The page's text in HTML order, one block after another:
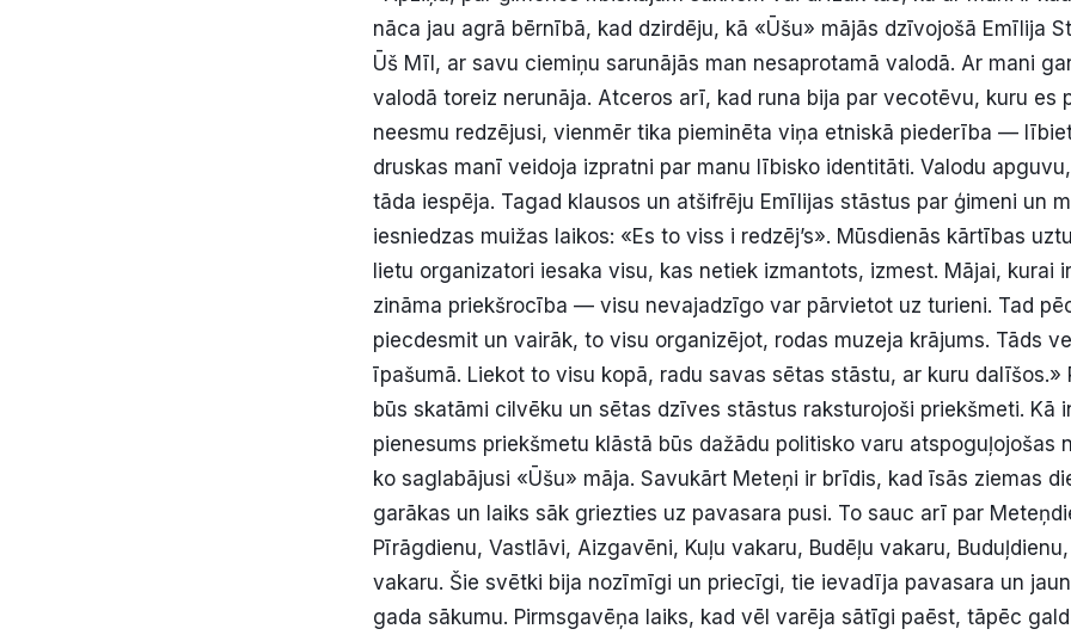
nāca jau agrā bērnībā, kad dzirdēju, kā «Ūšu» mājās dzīvojošā Emīlija
Ūš Mīl, ar savu ciemiņu sarunājās man nesaprotamā valodā. Ar mani
valodā toreiz nerunāja. Atceros arī, kad runa bija par vecotēvu, kuru es
neesmu redzējusi, vienmēr tika pieminēta viņa etniskā piederība —
druskas manī veidoja izpratni par manu lībisko identitāti. Valodu
tāda iespēja. Tagad klausos un atšifrēju Emīlijas stāstus par ģimeni un
iesniedzas muižas laikos: «Es to viss i redzēj’s». Mūsdienās kārtības
lietu organizatori iesaka visu, kas netiek izmantots, izmest. Mājai, kurai
zināma priekšrocība — visu nevajadzīgo var pārvietot uz turieni. Tad
piecdesmit un vairāk, to visu organizējot, rodas muzeja krājums. Tāds
īpašumā. Liekot to visu kopā, radu savas sētas stāstu, ar kuru dalīšos.»
būs skatāmi cilvēku un sētas dzīves stāstus raksturojoši priekšmeti. Kā
pienesums priekšmetu klāstā būs dažādu politisko varu atspoguļojošas
ko saglabājusi «Ūšu» māja. Savukārt Meteņi ir brīdis, kad īsās ziemas
garākas un laiks sāk griezties uz pavasara pusi. To sauc arī par
Pīrāgdienu, Vastlāvi, Aizgavēni, Kuļu vakaru, Budēļu vakaru,
vakaru. Šie svētki bija nozīmīgi un priecīgi, tie ievadīja pavasara un
gada sākumu. Pirmsgavēņa laiks, kad vēl varēja sātīgi paēst, tāpēc